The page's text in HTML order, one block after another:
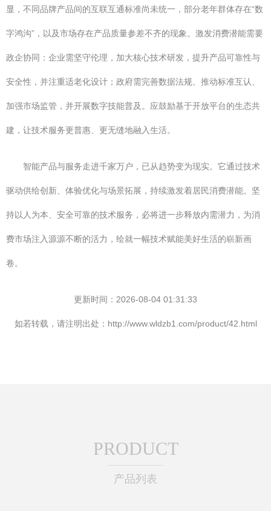
显，不同品牌产品间的互联互通标准尚未统一，部分老年群体存在“数
字鸿沟”，以及市场存在产品质量参差不齐的现象。激发消费潜能需要
政企协同：企业需坚守伦理，加大核心技术研发，提升产品可靠性与
安全性，并注重适老化设计；政府需完善数据法规、推动标准互认、
加强市场监管，并开展数字技能普及。应鼓励基于开放平台的生态共
建，让技术服务更普惠、更无缝地融入生活。
智能产品与服务走进千家万户，已从趋势变为现实。它通过技术
驱动供给创新、体验优化与场景拓展，持续激发着居民消费潜能。坚
持以人为本、安全可靠的技术服务，必将进一步释放内需潜力，为消
费市场注入源源不断的活力，绘就一幅技术赋能美好生活的崭新画
卷。
更新时间：2026-08-04 01:31:33
如若转载，请注明出处：http://www.wldzb1.com/product/42.html
PRODUCT
产品列表